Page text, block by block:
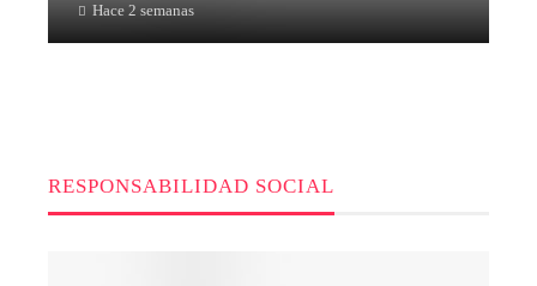
Hace 2 semanas
RESPONSABILIDAD SOCIAL